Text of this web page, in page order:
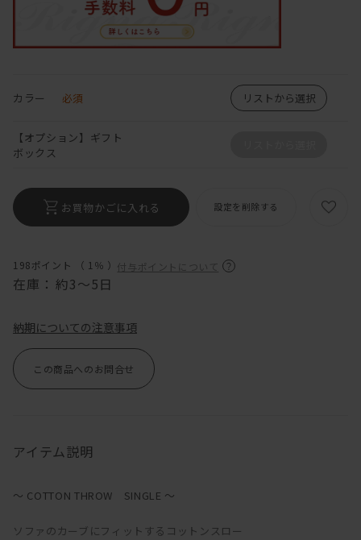
198ポイント （ 1％ ） 付与ポイントについて
在庫： 約3～5日
カラー 必須 リストから選択
【オプション】ギフト
ボックス
お買物かごに入れる 設定を削除する
納期についての注意事項
この商品へのお問合せ
アイテム説明
～ COTTON THROW SINGLE ～
ソファのカーブにフィットするコットンスロー